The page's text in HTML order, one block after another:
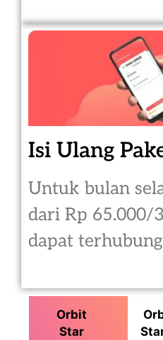
Isi Ulang
Untuk bulan
dari Rp 65.000/
dapat
Orbit
Star